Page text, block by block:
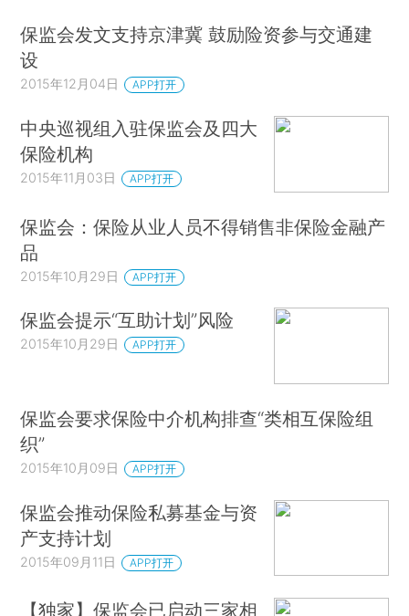
保监会发文支持京津冀 鼓励险资参与交通建
设
2015年12月04日 APP打开
中央巡视组入驻保监会及四大
保险机构
2015年11月03日 APP打开
保监会：保险从业人员不得销售非保险金融产
品
2015年10月29日 APP打开
保监会提示“互助计划”风险
2015年10月29日 APP打开
保监会要求保险中介机构排查“类相互保险组
织”
2015年10月09日 APP打开
保监会推动保险私募基金与资
产支持计划
2015年09月11日 APP打开
【独家】保监会已启动三家相